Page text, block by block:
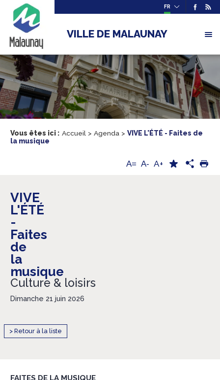
FR
VILLE DE MALAUNAY
Vous êtes ici : Accueil > Agenda > VIVE L'ÉTÉ - Faites de
la musique
A= A- A+
VIVE
L'ÉTÉ
-
Faites
de
la
musique
Culture & loisirs
Dimanche 21 juin 2026
> Retour à la liste
FAITES DE LA MUSIQUE